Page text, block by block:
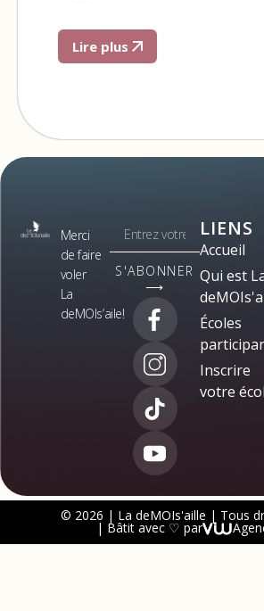
Lire plus
Merci
de faire
voler
La
deMOIs’aile!
S'ABONNER
⟶
LIENS
Accueil
Qui est
Écoles
Inscrire
votre
© 2026 | La deMOIs'aille | Tous
| Bâtit avec ♡ par